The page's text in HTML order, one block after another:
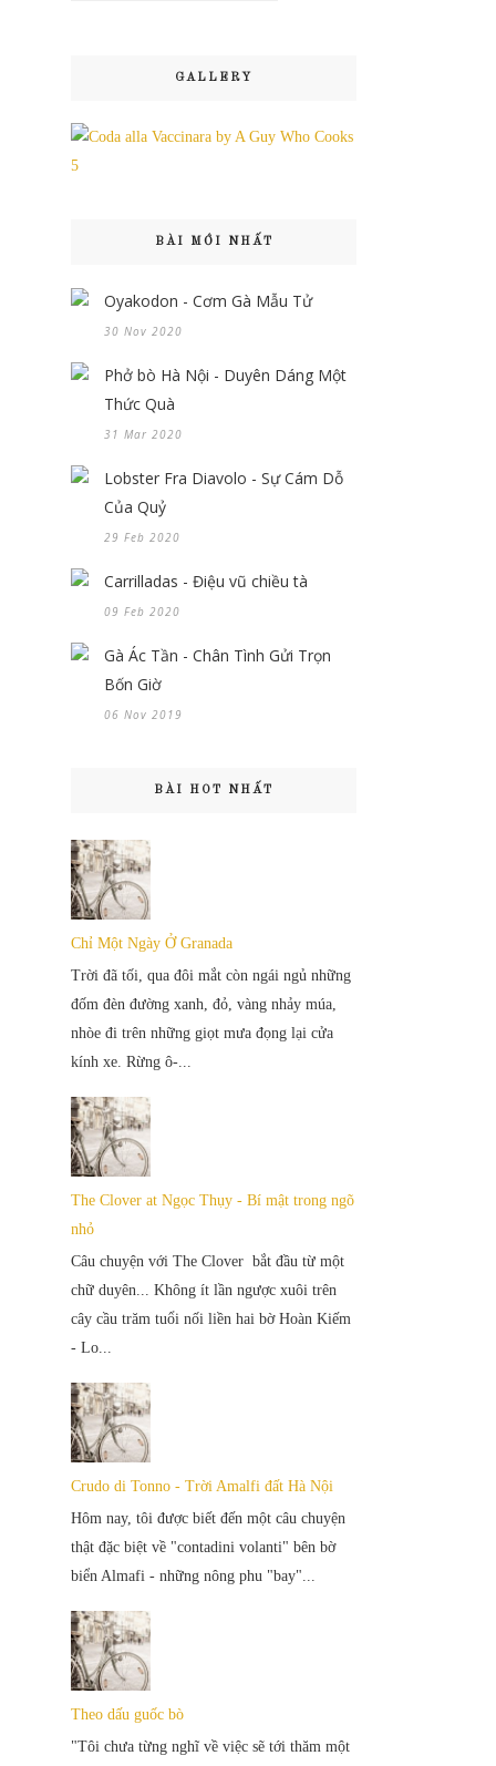
GALLERY
BÀI MỚI NHẤT
Oyakodon - Cơm Gà Mẫu Tử
30 Nov 2020
Phở bò Hà Nội - Duyên Dáng Một
Thức Quà
31 Mar 2020
Lobster Fra Diavolo - Sự Cám Dỗ
Của Quỷ
29 Feb 2020
Carrilladas - Điệu vũ chiều tà
09 Feb 2020
Gà Ác Tần - Chân Tình Gửi Trọn
Bốn Giờ
06 Nov 2019
BÀI HOT NHẤT
Chỉ Một Ngày Ở Granada
Trời đã tối, qua đôi mắt còn ngái ngủ những
đốm đèn đường xanh, đỏ, vàng nhảy múa,
nhòe đi trên những giọt mưa đọng lại cửa
kính xe. Rừng ô-...
The Clover at Ngọc Thụy - Bí mật trong ngõ
nhỏ
Câu chuyện với The Clover bắt đầu từ một
chữ duyên... Không ít lần ngược xuôi trên
cây cầu trăm tuổi nối liền hai bờ Hoàn Kiếm
- Lo...
Crudo di Tonno - Trời Amalfi đất Hà Nội
Hôm nay, tôi được biết đến một câu chuyện
thật đặc biệt về "contadini volanti" bên bờ
biển Almafi - những nông phu "bay"...
Theo dấu guốc bò
"Tôi chưa từng nghĩ về việc sẽ tới thăm một